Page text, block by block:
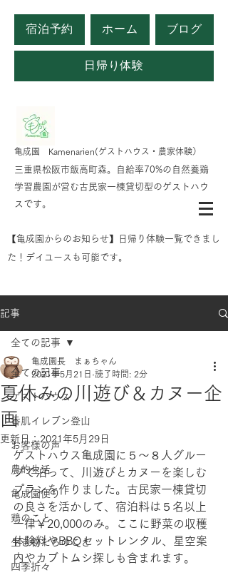
宿泊予約 ホーム ブログ
日帰り体験
​亀成園 Kamenarien(ゲストハウス・農家体験）
​​三重県松阪市飯高町森。自給率70%の自然養鶏
学習農園が営む古民家一棟貸切型のゲストハウ
スです。
​【亀成園からのお知らせ】日帰り体験一覧できまし
た！デイユースも可能です。
記事
全ての記事
ゲストハウス
香肌イレブン登山
お客様の声
農的生活
亀成園便り
鶏のこと
生き物たちのこと
四季折々
全ての記事
夏休みの川遊び＆カヌー企
画
亀成園長 まぁちゃん
2021年5月21日 読了時間: 2分
更新日：2021年5月29日
ゲストハウス亀成園に５～８人グルー
プで泊って、川遊びとカヌーを楽しむ
プランを作りました。古民家一棟貸切
の良さを活かして、宿泊料は５名以上
一律￥20,000のみ。ここに野菜の収穫
体験料やBBQセットレンタル、星空案
内やカブトムシ探しも含まれます。